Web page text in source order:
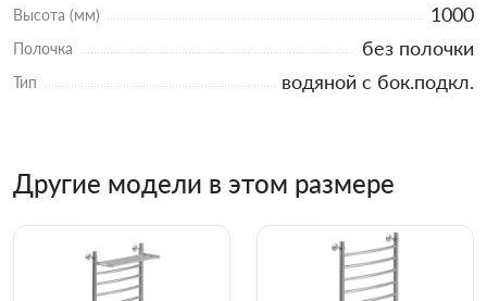
Высота (мм) 1000
Полочка без полочки
Тип водяной с бок.подкл.
Другие модели в этом размере